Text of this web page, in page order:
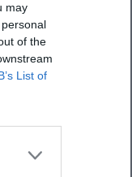
may
of the
List of